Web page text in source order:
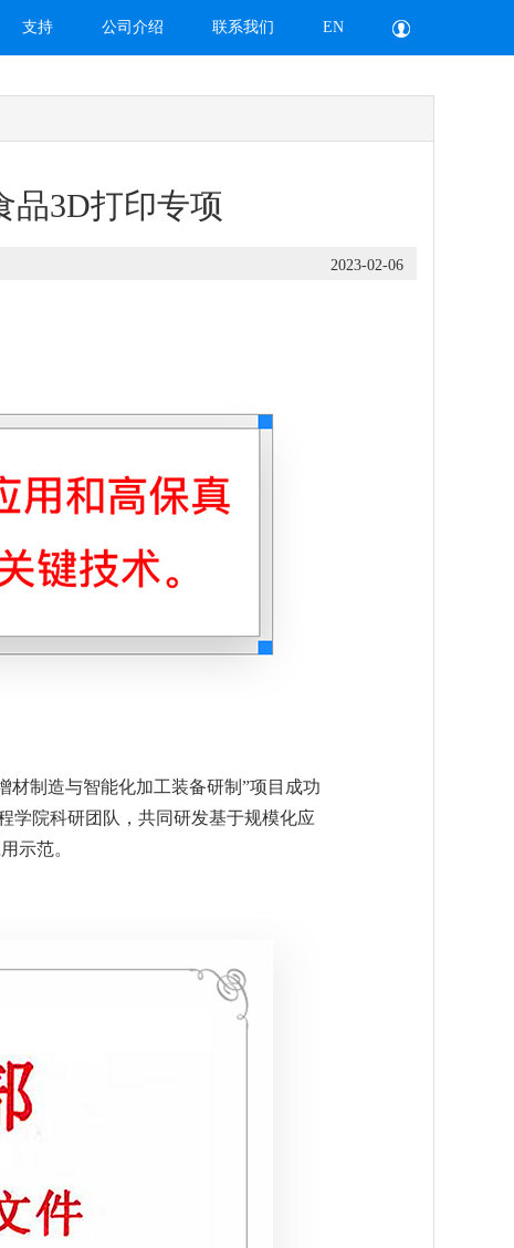
支持 公司介绍 联系我们 EN
品3D打印专项
2023-02-06
材制造与智能化加工装备研制”项目成功
学院科研团队，共同研发基于规模化应
示范。